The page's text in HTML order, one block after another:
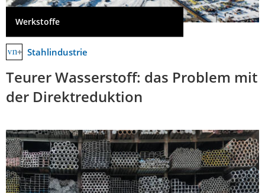
Werkstoffe
Stahlindustrie
Teurer Wasserstoff: das Problem mit
der Direktreduktion